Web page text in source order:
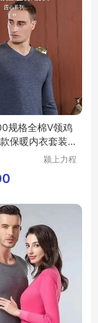
规格全棉V领鸡
保暖内衣套装
颍上力程